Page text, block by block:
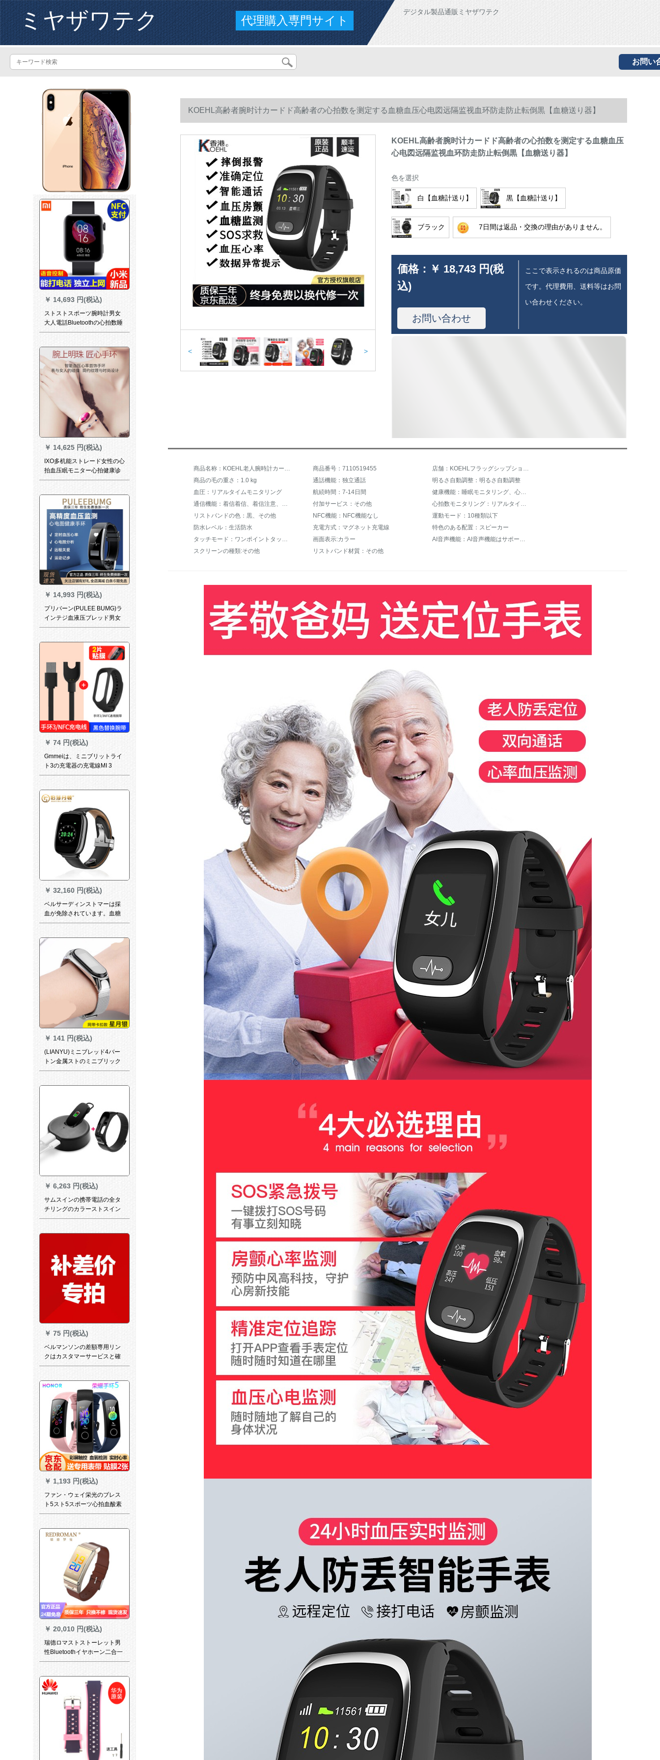
ミヤザワテク 代理購入専門サイト
デジタル製品通販ミヤザワテク
お問い
￥ 14,693 円(税込)
ストストスポーツ腕時計男女
大人電話Bluetoothの心拍数睡
眠防水NFC basの支付きハー
リングリングリングリングリ
ング上の小愛音音制御ミニ腕
時計標準版-典雅黒
￥ 14,625 円(税込)
IXO多机能ストレード女性の心
拍血压眠モニター心拍健康诊
断运动腕时计ブロックストー
リングリング
￥ 14,993 円(税込)
プリバーン(PULEE BUMG)ラ
インテジ血液压ブレッド男女
防水スポーツ心拍数心電図监
康腕时计ブラケース
￥ 74 円(税込)
Gmmeiは、ミニブリットライ
ト3の充電器の充電線MI 3
NFCのファ·ストシャジッミ3
￥ 32,160 円(税込)
ベルサーディンストマーは採
血が免除されています。血糖
値を測定する家庭用モニター
精度腕時計ブライクです。
￥ 141 円(税込)
(LIANYU)ミニブレッド4バー
トン金属ストのミニブリック
トラック3リントンNFC泛用知
￥ 6,263 円(税込)
サムスインの携帯電話の全タ
チリングのカラーストスイン
の多機能防水運動の分離式を
は電話の心拍数の男女の
Bluetooth腕時計の黒スジに続
きます。
￥ 75 円(税込)
ベルマンソンの差額専用リン
クはカスタマーサービスと確
認してから注文してくださ
にしてください。
￥ 1,193 円(税込)
ファン・ウェイ栄光のブレス
ト5スト5スポーツ心拍血酸素
3色4种类のオープロNFCはバ
ドストーン5标准版。
￥ 20,010 円(税込)
瑞德ロマストストーレット男
性Bluetoothイヤホーン二合一
で通話することで、血圧を測
KOEHL高齢者腕时计カードド高齢者の心拍数を测定する血糖血压心电図远隔监视血环防走防止転倒黒【血糖送り器】
< >
KOEHL高齢者腕时计カードド高齢者の心拍数を测定する血糖血压
心电図远隔监视血环防走防止転倒黒【血糖送り器】
色を選択
白【血糖計送り】 黒【血糖計送り】
ブラック 7日間は返品・交換の理由がありません。
価格： ￥ 18,743 円(税
込)
お問い合わせ
ここで表示されるのは商品原価
です。代理費用、送料等はお問
い合わせください。
商品番号：7110519455
商品の毛の重さ：1.0 kg
通話機能：独立通話
明るさ自動調整：明るさ自動調整
血圧：リアルタイムモニタリング
航続時間：7-14日間
付加サービス：その他
リストバンドの色：黒、その他
NFC機能：NFC機能なし
運動モード：10種類以下
防水レベル：生活防水
充電方式：マグネット充電線
特色のある配置：スピーカー
画面表示:カラー
スクリーンの種類:その他
リストバンド材質：その他